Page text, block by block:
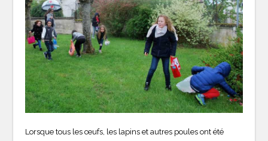
Lorsque tous les œufs, les lapins et autres poules ont été